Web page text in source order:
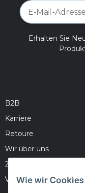
Erhalten Sie
B2B
Karriere
Retoure
Wir über uns
Zahlungsmöglichkeiten
Versandinformationen
Wie wir